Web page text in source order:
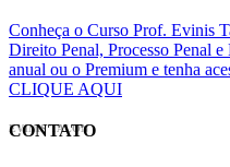
Conheça o Curso Prof. Evinis
Direito Penal, Processo Penal
anual ou o Premium e tenha
CLIQUE AQUI
EVINIS TALON
CONTATO